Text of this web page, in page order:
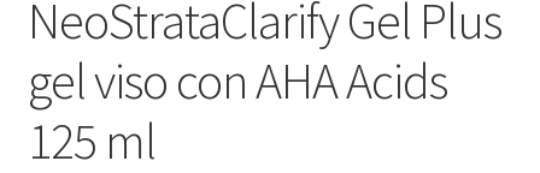
NeoStrataClarify Gel Plus
gel viso con AHA Acids
125 ml